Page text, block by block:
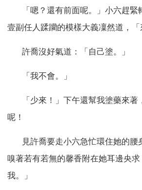
「嗯？還有前面呢。」小六趕緊
壹副任人蹂躪的模樣大義凜然道，「
許喬沒好氣道：「自己塗。」
「我不會。」
「少來！」下午還幫我塗藥來著
呢！
見許喬要走小六急忙環住她的腰
嗅著若有若無的馨香附在她耳邊央
我。」